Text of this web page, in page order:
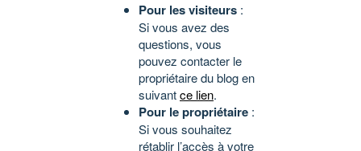
Pour les visiteurs :
Si vous avez des
questions, vous
pouvez contacter le
propriétaire du blog en
suivantce lien.
Pour le propriétaire :
Si vous souhaitez
rétablir l’accès à votre